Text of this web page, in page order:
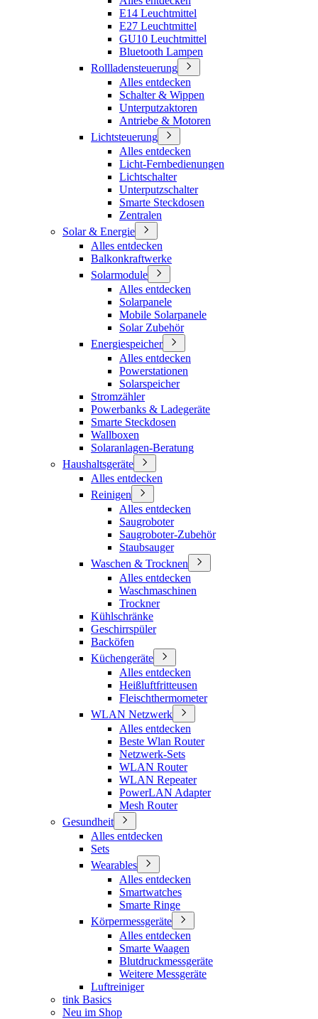
E14 Leuchtmittel
E27 Leuchtmittel
GU10 Leuchtmittel
Bluetooth Lampen
Rollladensteuerung
Alles entdecken
Schalter & Wippen
Unterputzaktoren
Antriebe & Motoren
Lichtsteuerung
Alles entdecken
Licht-Fernbedienungen
Lichtschalter
Unterputzschalter
Smarte Steckdosen
Zentralen
Solar & Energie
Alles entdecken
Balkonkraftwerke
Solarmodule
Alles entdecken
Solarpanele
Mobile Solarpanele
Solar Zubehör
Energiespeicher
Alles entdecken
Powerstationen
Solarspeicher
Stromzähler
Powerbanks & Ladegeräte
Smarte Steckdosen
Wallboxen
Solaranlagen-Beratung
Haushaltsgeräte
Alles entdecken
Reinigen
Alles entdecken
Saugroboter
Saugroboter-Zubehör
Staubsauger
Waschen & Trocknen
Alles entdecken
Waschmaschinen
Trockner
Kühlschränke
Geschirrspüler
Backöfen
Küchengeräte
Alles entdecken
Heißluftfritteusen
Fleischthermometer
WLAN Netzwerk
Alles entdecken
Beste Wlan Router
Netzwerk-Sets
WLAN Router
WLAN Repeater
PowerLAN Adapter
Mesh Router
Gesundheit
Alles entdecken
Sets
Wearables
Alles entdecken
Smartwatches
Smarte Ringe
Körpermessgeräte
Alles entdecken
Smarte Waagen
Blutdruckmessgeräte
Weitere Messgeräte
Luftreiniger
tink Basics
Neu im Shop